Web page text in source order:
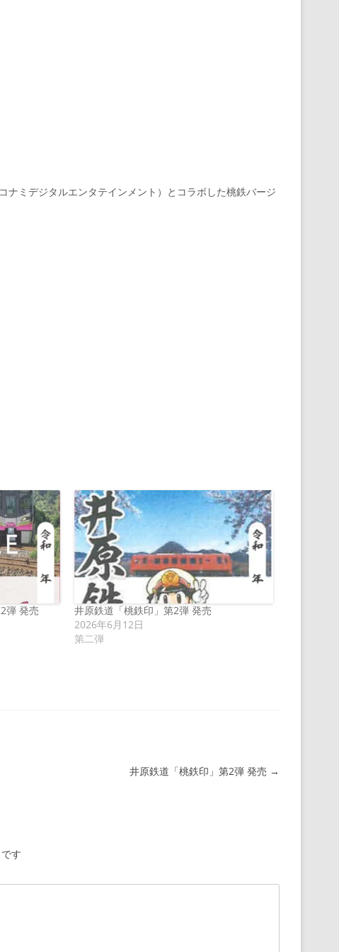
ナミデジタルエンタテインメント）とコラボした桃鉄バージ
弾 発売
井原鉄道「桃鉄印」第2弾 発売
2026年6月12日
第二弾
井原鉄道「桃鉄印」第2弾 発売 →
す